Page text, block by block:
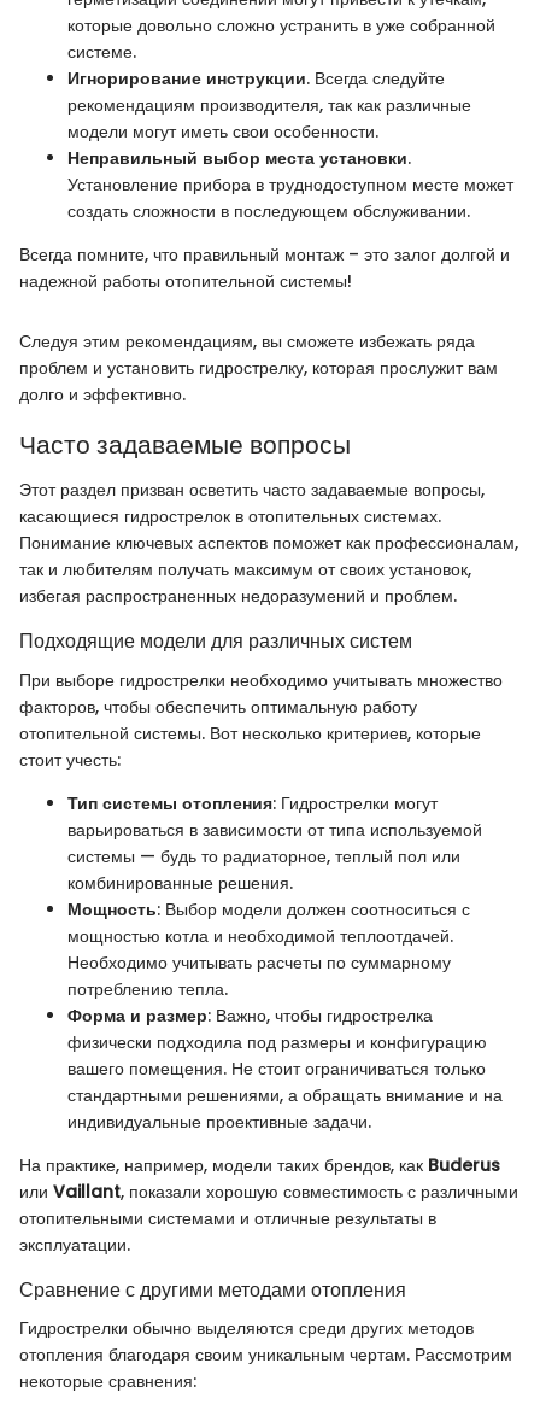
которые довольно сложно устранить в уже собранной
системе.
Игнорирование инструкции. Всегда следуйте
рекомендациям производителя, так как различные
модели могут иметь свои особенности.
Неправильный выбор места установки.
Установление прибора в труднодоступном месте может
создать сложности в последующем обслуживании.
Всегда помните, что правильный монтаж – это залог долгой и
надежной работы отопительной системы!
Следуя этим рекомендациям, вы сможете избежать ряда
проблем и установить гидрострелку, которая прослужит вам
долго и эффективно.
Часто задаваемые вопросы
Этот раздел призван осветить часто задаваемые вопросы,
касающиеся гидрострелок в отопительных системах.
Понимание ключевых аспектов поможет как профессионалам,
так и любителям получать максимум от своих установок,
избегая распространенных недоразумений и проблем.
Подходящие модели для различных систем
При выборе гидрострелки необходимо учитывать множество
факторов, чтобы обеспечить оптимальную работу
отопительной системы. Вот несколько критериев, которые
стоит учесть:
Тип системы отопления: Гидрострелки могут
варьироваться в зависимости от типа используемой
системы — будь то радиаторное, теплый пол или
комбинированные решения.
Мощность: Выбор модели должен соотноситься с
мощностью котла и необходимой теплоотдачей.
Необходимо учитывать расчеты по суммарному
потреблению тепла.
Форма и размер: Важно, чтобы гидрострелка
физически подходила под размеры и конфигурацию
вашего помещения. Не стоит ограничиваться только
стандартными решениями, а обращать внимание и на
индивидуальные проективные задачи.
На практике, например, модели таких брендов, как Buderus
или Vaillant, показали хорошую совместимость с различными
отопительными системами и отличные результаты в
эксплуатации.
Сравнение с другими методами отопления
Гидрострелки обычно выделяются среди других методов
отопления благодаря своим уникальным чертам. Рассмотрим
некоторые сравнения: